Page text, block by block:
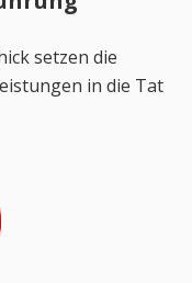
setzen die
in die Tat